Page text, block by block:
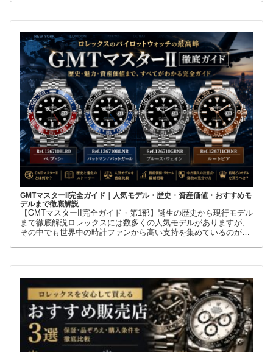
GMTマスターII完全ガイド｜人気モデル・歴史・資産価値・おすすめモ
デルまで徹底解説
【GMTマスターII完全ガイド・第1部】誕生の歴史から現行モデル
まで徹底解説ロレックスには数多くの人気モデルがありますが、
その中でも世界中の時計ファンから高い支持を集めているのが